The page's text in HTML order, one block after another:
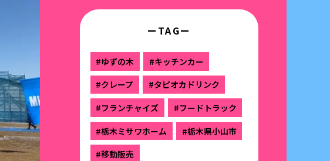
ーTAGー
#ゆずの木
#キッチンカー
#クレープ
#タピオカドリンク
#フランチャイズ
#フードトラック
#栃木ミサワホーム
#栃木県小山市
#移動販売